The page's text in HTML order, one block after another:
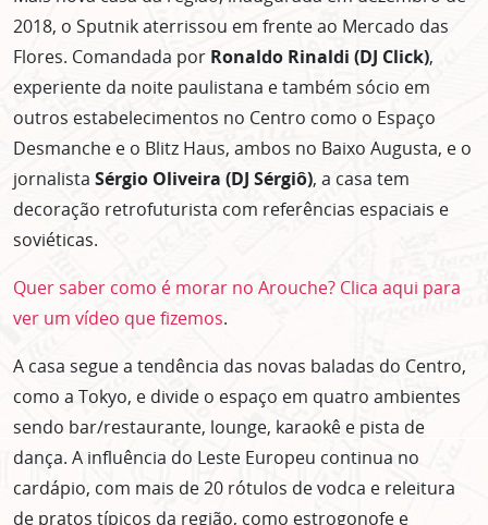
2018, o Sputnik aterrissou em frente ao Mercado das
Flores. Comandada por Ronaldo Rinaldi (DJ Click),
experiente da noite paulistana e também sócio em
outros estabelecimentos no Centro como o Espaço
Desmanche e o Blitz Haus, ambos no Baixo Augusta, e o
jornalista Sérgio Oliveira (DJ Sérgiô), a casa tem
decoração retrofuturista com referências espaciais e
soviéticas.
Quer saber como é morar no Arouche? Clica aqui para
ver um vídeo que fizemos.
A casa segue a tendência das novas baladas do Centro,
como a Tokyo, e divide o espaço em quatro ambientes
sendo bar/restaurante, lounge, karaokê e pista de
dança. A influência do Leste Europeu continua no
cardápio, com mais de 20 rótulos de vodca e releitura
de pratos típicos da região, como estrogonofe e